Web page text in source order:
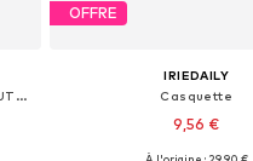
Montre à affichage analogique 'NEUTRA'
OFFRE
IRIEDAILY
Casquette
9,56 €